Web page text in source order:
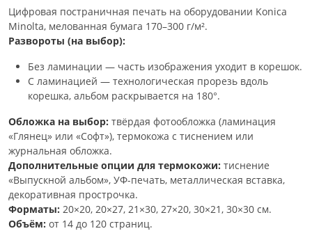
Цифровая постраничная печать на оборудовании Konica
Minolta, мелованная бумага 170–300 г/м².
Развороты (на выбор):
Без ламинации — часть изображения уходит в корешок.
С ламинацией — технологическая прорезь вдоль
корешка, альбом раскрывается на 180°.
Обложка на выбор: твёрдая фотообложка (ламинация
«Глянец» или «Софт»), термокожа с тиснением или
журнальная обложка.
Дополнительные опции для термокожи: тиснение
«Выпускной альбом», УФ-печать, металлическая вставка,
декоративная прострочка.
Форматы: 20×20, 20×27, 21×30, 27×20, 30×21, 30×30 см.
Объём: от 14 до 120 страниц.